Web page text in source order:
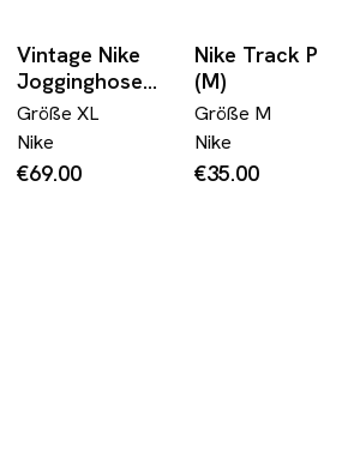
Vintage Nike
Jogginghose
Silvertag
Abstract Pattern
Dunkelblau XL
Größe XL
Nike
€69.00
Nike Track
(M)
Größe M
Nike
€35.00